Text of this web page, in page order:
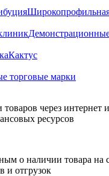
Кактус
торговые марки
через интернет
ресурсов
о наличии товара на
и отгрузок